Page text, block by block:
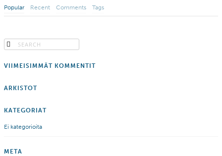
Popular Recent Comments Tags
VIIMEISIMMÄT KOMMENTIT
ARKISTOT
KATEGORIAT
Ei kategorioita
META